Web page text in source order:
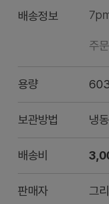
배송정보
주
용량
보관방법 냉동
배송비
판매자 그